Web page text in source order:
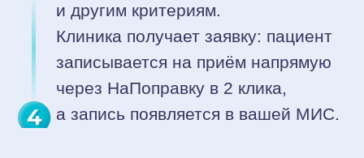
профиль вашей клиники и будет